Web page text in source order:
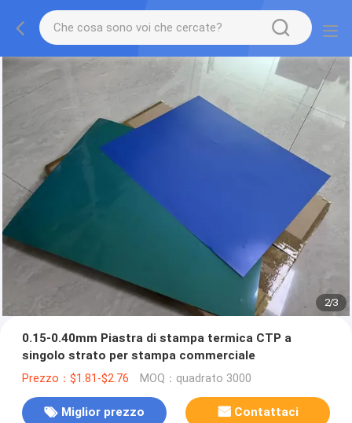
2/3
0.15-0.40mm Piastra di stampa termica CTP a
singolo strato per stampa commerciale
Prezzo：$1.81-$2.76 MOQ：quadrato 3000
Miglior prezzo Contattaci